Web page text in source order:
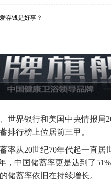
存钱是好事？
界银行和美国中央情报局
排行榜上位居前三甲。
从20世纪70年代起一直居
，中国储蓄率更是达到了
储蓄率依旧在持续增长。